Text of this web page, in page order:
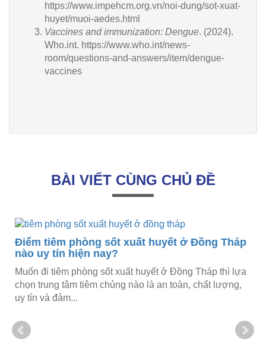
https://www.impehcm.org.vn/noi-dung/sot-xuat-
huyet/muoi-aedes.html
Vaccines and immunization: Dengue. (2024).
Who.int. https://www.who.int/news-
room/questions-and-answers/item/dengue-
vaccines
BÀI VIẾT CÙNG CHỦ ĐỀ
Điểm tiêm phòng sốt xuất huyết ở Đồng Tháp
nào uy tín hiện nay?
Muốn đi tiêm phòng sốt xuất huyết ở Đồng Tháp thì lựa
chọn trung tâm tiêm chủng nào là an toàn, chất lượng,
uy tín và đảm...